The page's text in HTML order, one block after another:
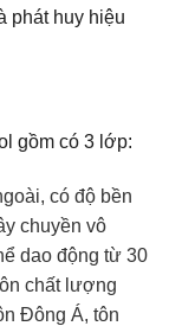
phát huy hiệu
gồm có 3 lớp:
có độ bền
chuyền vô
dao động từ 30
chất lượng
Đông Á, tôn